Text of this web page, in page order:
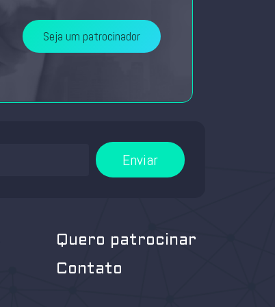
Seja um patrocinador
Enviar
Quero patrocinar
Contato